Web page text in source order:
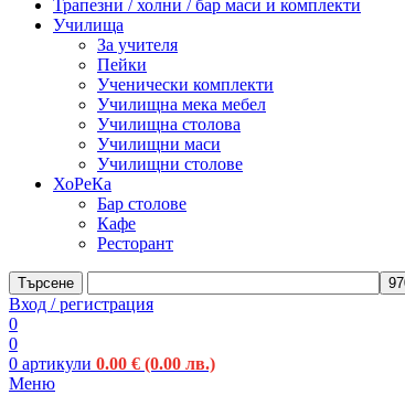
Трапезни / холни / бар маси и комплекти
Училища
За учителя
Пейки
Ученически комплекти
Училищна мека мебел
Училищна столова
Училищни маси
Училищни столове
ХоРеКа
Бар столове
Кафе
Ресторант
Търсене
Вход / регистрация
0
0
0 артикули 0.00 € (0.00 лв.)
Меню